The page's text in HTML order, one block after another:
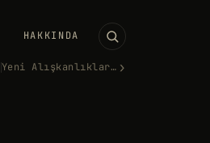
HAKKINDA
Yeni Alışkanlıklara Doğru Ped… ›